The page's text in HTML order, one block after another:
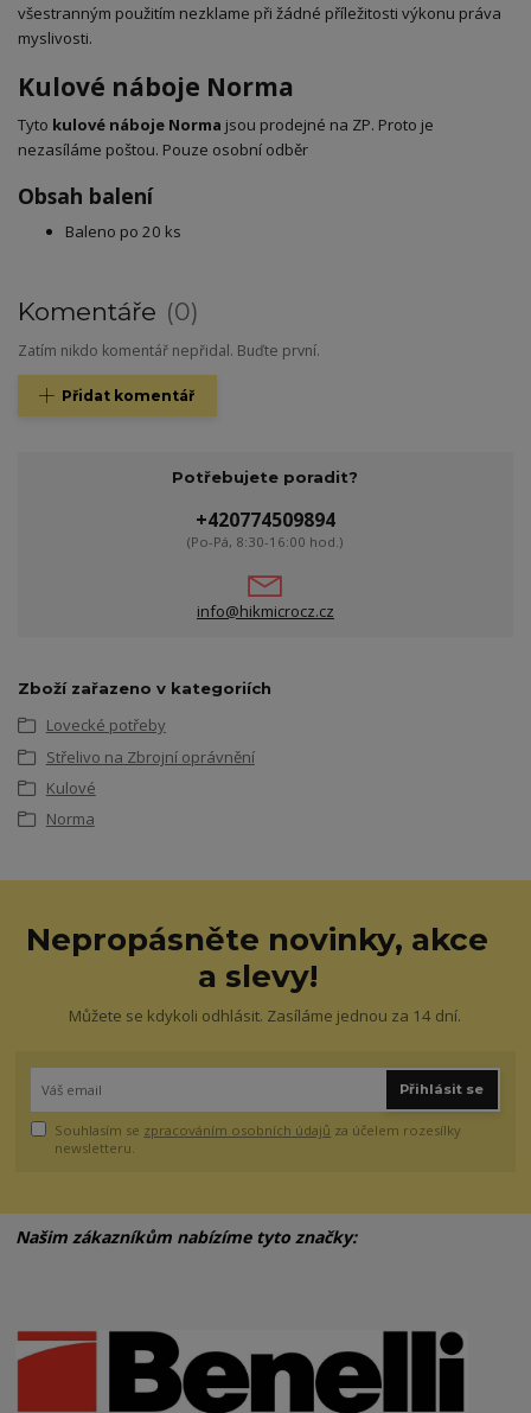
všestranným použitím nezklame při žádné příležitosti výkonu práva
myslivosti.
Kulové náboje Norma
Tyto kulové náboje Norma jsou prodejné na ZP. Proto je
nezasíláme poštou. Pouze osobní odběr
Obsah balení
Baleno po 20 ks
Komentáře 0
Zatím nikdo komentář nepřidal. Buďte první.
Přidat komentář
Potřebujete poradit?
+420774509894
(Po-Pá, 8:30-16:00 hod.)
info@hikmicrocz.cz
Zboží zařazeno v kategoriích
Lovecké potřeby
Střelivo na Zbrojní oprávnění
Kulové
Norma
Nepropásněte novinky, akce
a slevy!
Můžete se kdykoli odhlásit. Zasíláme jednou za 14 dní.
Přihlásit se
Souhlasím se zpracováním osobních údajů za účelem rozesílky
newsletteru.
Našim zákazníkům nabízíme tyto značky: